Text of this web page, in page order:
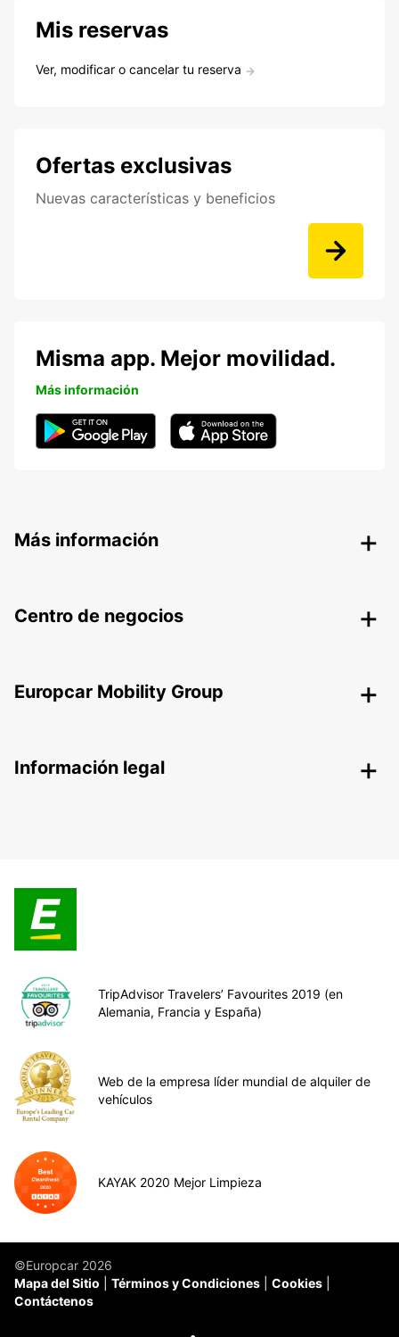
Mis reservas
Ver, modificar o cancelar tu reserva
Ofertas exclusivas
Nuevas características y beneficios
Misma app. Mejor movilidad.
Más información
Más información
Centro de negocios
Europcar Mobility Group
Información legal
TripAdvisor Travelers’ Favourites 2019 (en
Alemania, Francia y España)
Web de la empresa líder mundial de alquiler de
vehículos
KAYAK 2020 Mejor Limpieza
©Europcar 2026
Mapa del Sitio
Términos y Condiciones
Cookies
Contáctenos